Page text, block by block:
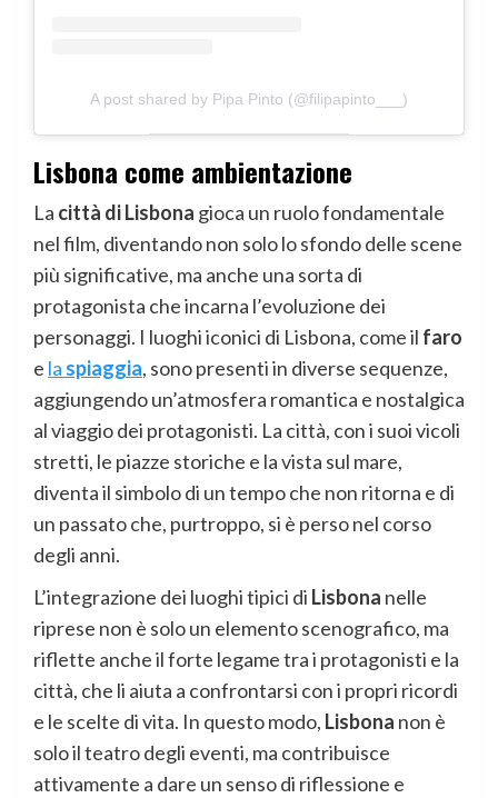
A post shared by Pipa Pinto (@filipapinto___)
Lisbona come ambientazione
La città di Lisbona gioca un ruolo fondamentale
nel film, diventando non solo lo sfondo delle scene
più significative, ma anche una sorta di
protagonista che incarna l’evoluzione dei
personaggi. I luoghi iconici di Lisbona, come il faro
e la spiaggia, sono presenti in diverse sequenze,
aggiungendo un’atmosfera romantica e nostalgica
al viaggio dei protagonisti. La città, con i suoi vicoli
stretti, le piazze storiche e la vista sul mare,
diventa il simbolo di un tempo che non ritorna e di
un passato che, purtroppo, si è perso nel corso
degli anni.
L’integrazione dei luoghi tipici di Lisbona nelle
riprese non è solo un elemento scenografico, ma
riflette anche il forte legame tra i protagonisti e la
città, che li aiuta a confrontarsi con i propri ricordi
e le scelte di vita. In questo modo, Lisbona non è
solo il teatro degli eventi, ma contribuisce
attivamente a dare un senso di riflessione e